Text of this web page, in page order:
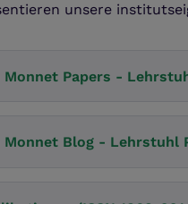
unsere
Monnet Papers -
Monnet Blog - Lehrstuhl